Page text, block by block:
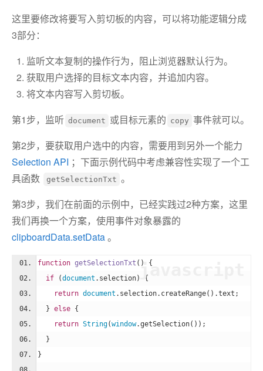
这里要修改将要写入剪切板的内容，可以将功能逻辑分成
3部分：
监听文本复制的操作行为，阻止浏览器默认行为。
获取用户选择的目标文本内容，并追加内容。
将文本内容写入剪切板。
第1步，监听 document 或目标元素的 copy 事件就可以。
第2步，要获取用户选中的内容，需要用到另外一个能力
Selection API ；下面示例代码中考虑兼容性实现了一个工
具函数
getSelectionTxt 。
第3步，我们在前面的示例中，已经实践过2种方案，这里
我们再换一个方案，使用事件对象暴露的
clipboardData.setData。
function getSelectionTxt ( ) {
if (document .selection) {
return document .selection.createRange().text;
  }
else {
return String(window.getSelection());
  }
}
javascript